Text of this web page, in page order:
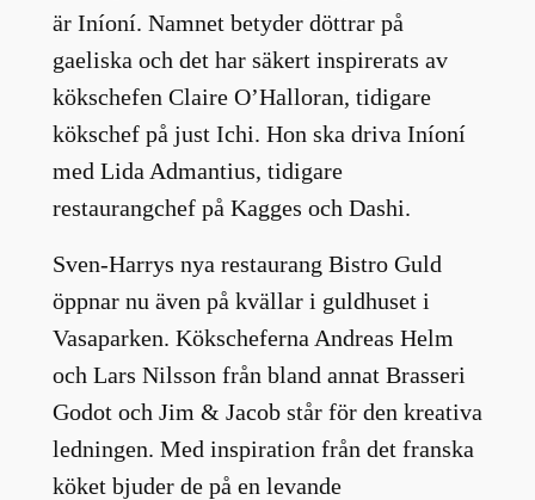
är Iníoní. Namnet betyder döttrar på
gaeliska och det har säkert inspirerats av
kökschefen Claire O’Halloran, tidigare
kökschef på just Ichi. Hon ska driva Iníoní
med Lida Admantius, tidigare
restaurangchef på Kagges och Dashi.
Sven-Harrys nya restaurang Bistro Guld
öppnar nu även på kvällar i guldhuset i
Vasaparken. Kökscheferna Andreas Helm
och Lars Nilsson från bland annat Brasseri
Godot och Jim & Jacob står för den kreativa
ledningen. Med inspiration från det franska
köket bjuder de på en levande